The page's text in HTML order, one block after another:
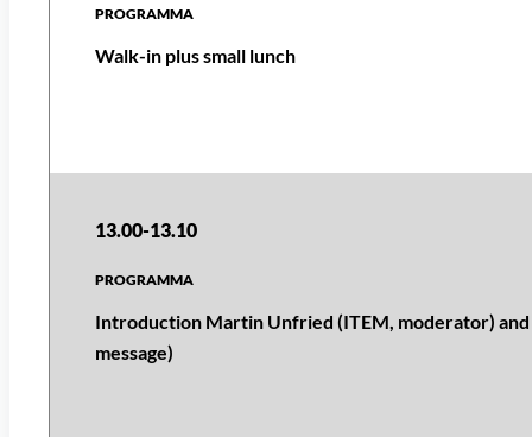
Walk-in plus small lunch
13.00-13.10
Introduction Martin Unfried (ITEM, moderator)
message)